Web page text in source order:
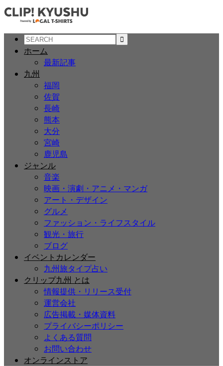
ホーム
最新記事
九州
福岡
佐賀
長崎
熊本
大分
宮崎
鹿児島
ジャンル
音楽
映画・演劇・アニメ・マンガ
アート・デザイン
グルメ
ファッション・ライフスタイル
観光・旅行
ブログ
イベントカレンダー
九州旅タイプ占い
クリップ九州 とは
情報提供・リリース受付
運営会社
広告掲載・媒体資料
プライバシーポリシー
よくある質問
お問い合わせ
オンラインストア